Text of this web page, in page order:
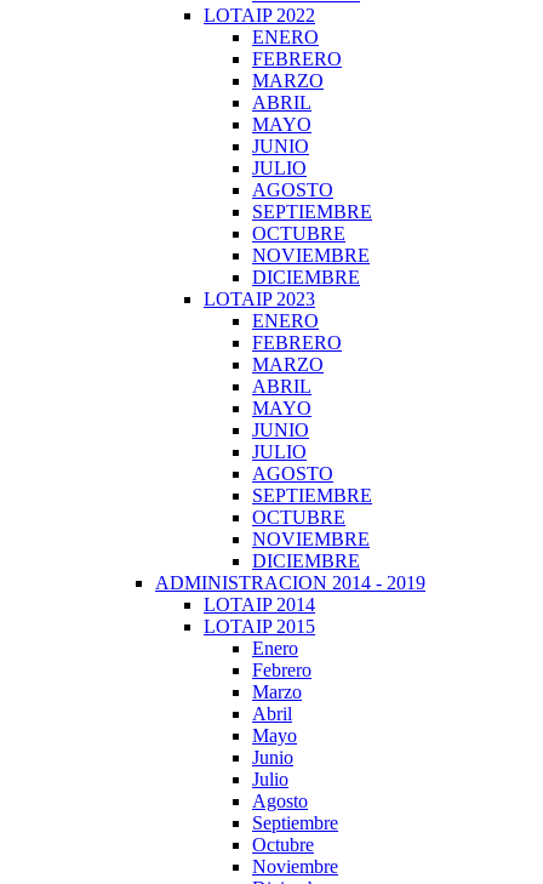
LOTAIP 2022
ENERO
FEBRERO
MARZO
ABRIL
MAYO
JUNIO
JULIO
AGOSTO
SEPTIEMBRE
OCTUBRE
NOVIEMBRE
DICIEMBRE
LOTAIP 2023
ENERO
FEBRERO
MARZO
ABRIL
MAYO
JUNIO
JULIO
AGOSTO
SEPTIEMBRE
OCTUBRE
NOVIEMBRE
DICIEMBRE
ADMINISTRACION 2014 - 2019
LOTAIP 2014
LOTAIP 2015
Enero
Febrero
Marzo
Abril
Mayo
Junio
Julio
Agosto
Septiembre
Octubre
Noviembre